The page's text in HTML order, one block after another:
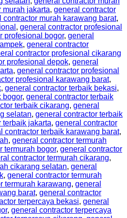
murah jakarta, general contractor
contractor murah karawang barat,
, general contractor profesional
profesional bogor, general
, general contractor
contractor profesional cikarang
profesional depok, general
, general contractor profesional
profesional karawang barat,
, general contractor terbaik bekasi,
bogor, general contractor terbaik
terbaik cikarang, general
selatan, general contractor terbaik
terbaik jakarta, general contractor
contractor terbaik karawang barat,
, general contractor termurah
termurah bogor, general contractor
contractor termurah cikarang,
cikarang selatan, general
, general contractor termurah
termurah karawang, general
barat, general contractor
terpercaya bekasi, general
, general contractor terpercaya